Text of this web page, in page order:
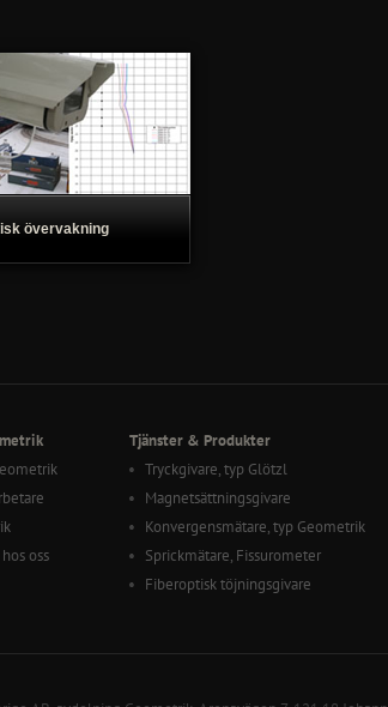
övervakning
oss
Tjänster & Produkter
Tryckgivare, typ Glötzl
Magnetsättningsgivare
Konvergensmätare, typ Geometrik
Sprickmätare, Fissurometer
Fiberoptisk töjningsgivare